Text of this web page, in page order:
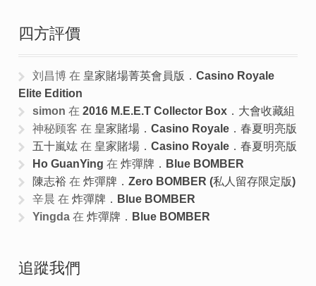
四方評價
刘昌博 在 皇家賭場菁英會員版．Casino Royale
Elite Edition
simon 在2016 M.E.E.T Collector Box．大會收藏組
神秘顾客 在 皇家賭場．Casino Royale．春夏明亮版
五十嵐竑 在 皇家賭場．Casino Royale．春夏明亮版
Ho GuanYing 在炸彈牌．Blue BOMBER
陳志裕 在炸彈牌．Zero BOMBER (私人留存限定版)
辛晨 在炸彈牌．Blue BOMBER
Yingda 在炸彈牌．Blue BOMBER
追蹤我們